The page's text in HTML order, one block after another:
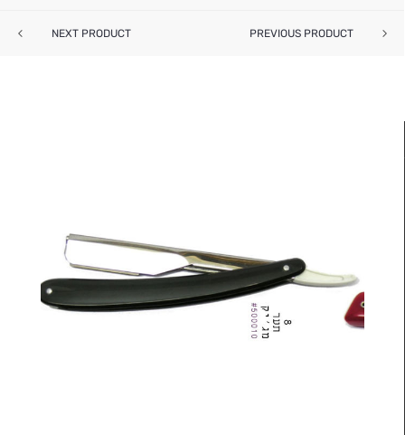
PREVIOUS PRODUCT
NEXT PRODUCT